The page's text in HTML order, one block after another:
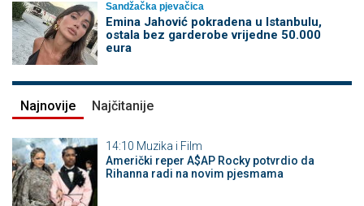
Sandžačka pjevačica
Emina Jahović pokradena u Istanbulu,
ostala bez garderobe vrijedne 50.000
eura
Najnovije Najčitanije
14:10 Muzika i Film
Američki reper A$AP Rocky potvrdio da
Rihanna radi na novim pjesmama